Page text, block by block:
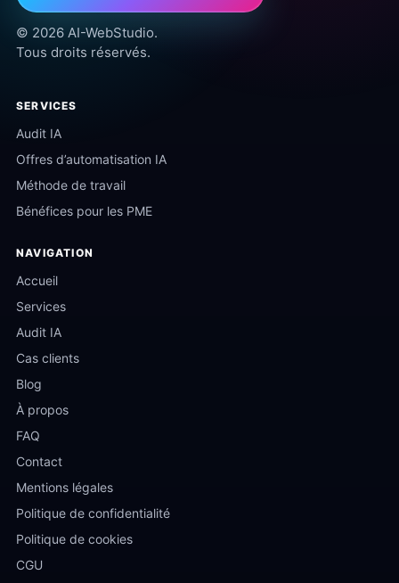
© 2026 AI-WebStudio.
Tous droits réservés.
SERVICES
Audit IA
Offres d’automatisation IA
Méthode de travail
Bénéfices pour les PME
NAVIGATION
Accueil
Services
Audit IA
Cas clients
Blog
À propos
FAQ
Contact
Mentions légales
Politique de confidentialité
Politique de cookies
CGU
Votre conseiller IA personnel
Bonjour ! Je suis votre assistant IA. Posez-moi